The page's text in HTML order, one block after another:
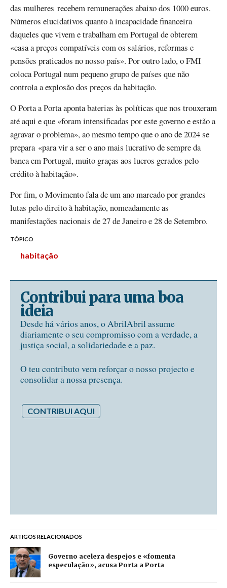
das mulheres recebem remunerações abaixo dos 1000 euros.
Números elucidativos quanto à incapacidade financeira
daqueles que vivem e trabalham em Portugal de obterem
«casa a preços compatíveis com os salários, reformas e
pensões praticados no nosso país». Por outro lado, o FMI
coloca Portugal num pequeno grupo de países que não
controla a explosão dos preços da habitação.
O Porta a Porta aponta baterias às políticas que nos trouxeram
até aqui e que «foram intensificadas por este governo e estão a
agravar o problema», ao mesmo tempo que o ano de 2024 se
prepara «para vir a ser o ano mais lucrativo de sempre da
banca em Portugal, muito graças aos lucros gerados pelo
crédito à habitação».
Por fim, o Movimento fala de um ano marcado por grandes
lutas pelo direito à habitação, nomeadamente as
manifestações nacionais de 27 de Janeiro e 28 de Setembro.
TÓPICO
habitação
Contribui para uma boa
ideia
Desde há vários anos, o AbrilAbril assume
diariamente o seu compromisso com a verdade, a
justiça social, a solidariedade e a paz.
O teu contributo vem reforçar o nosso projecto e
consolidar a nossa presença.
CONTRIBUI AQUI
ARTIGOS RELACIONADOS
Governo acelera despejos e «fomenta
especulação», acusa Porta a Porta